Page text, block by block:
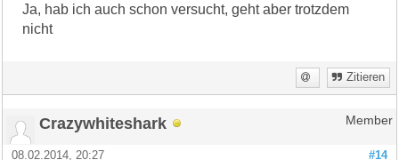
Ja, hab ich auch schon versucht, geht aber trotzdem
nicht
Zitieren
Crazywhiteshark Member
#14
08.02.2014, 20:27